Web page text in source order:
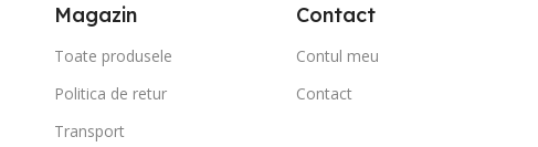
Magazin
Toate produsele
Politica de retur
Transport
Contact
Contul meu
Contact